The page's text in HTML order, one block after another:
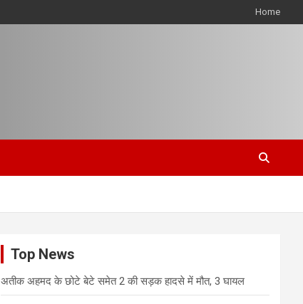
Home
Top News
अतीक अहमद के छोटे बेटे समेत 2 की सड़क हादसे में मौत, 3 घायल